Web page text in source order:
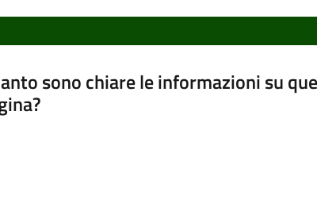
sono chiare le informazioni su